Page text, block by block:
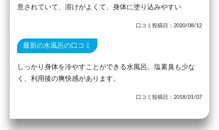
意されていて、溶けがよくて、身体に塗り込みやすい
口コミ投稿日：2020/08/12
最新の水風呂の口コミ
しっかり身体を冷やすことができる水風呂。塩素臭も少な
く、利用後の爽快感があります。
口コミ投稿日：2018/01/07